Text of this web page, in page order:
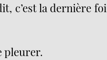
c’est la dernière
pleurer.